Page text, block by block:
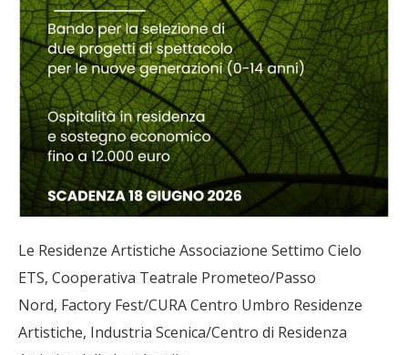
Le Residenze Artistiche Associazione Settimo Cielo
ETS, Cooperativa Teatrale Prometeo/Passo
Nord, Factory Fest/CURA Centro Umbro Residenze
Artistiche, Industria Scenica/Centro di Residenza